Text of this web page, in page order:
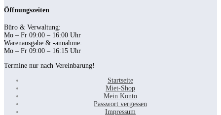
Öffnungszeiten
Büro & Verwaltung:
Mo – Fr 09:00 – 16:00 Uhr
Warenausgabe & -annahme:
Mo – Fr 09:00 – 16:15 Uhr
Termine nur nach Vereinbarung!
Startseite
Miet-Shop
Mein Konto
Passwort vergessen
Impressum